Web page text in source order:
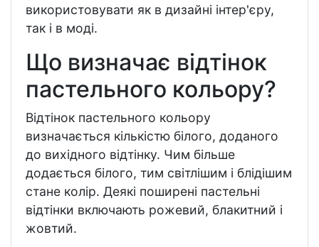
використовувати як в дизайні інтер'єру,
так і в моді.
Що визначає відтінок
пастельного кольору?
Відтінок пастельного кольору
визначається кількістю білого, доданого
до вихідного відтінку. Чим більше
додається білого, тим світлішим і блідішим
стане колір. Деякі поширені пастельні
відтінки включають рожевий, блакитний і
жовтий.